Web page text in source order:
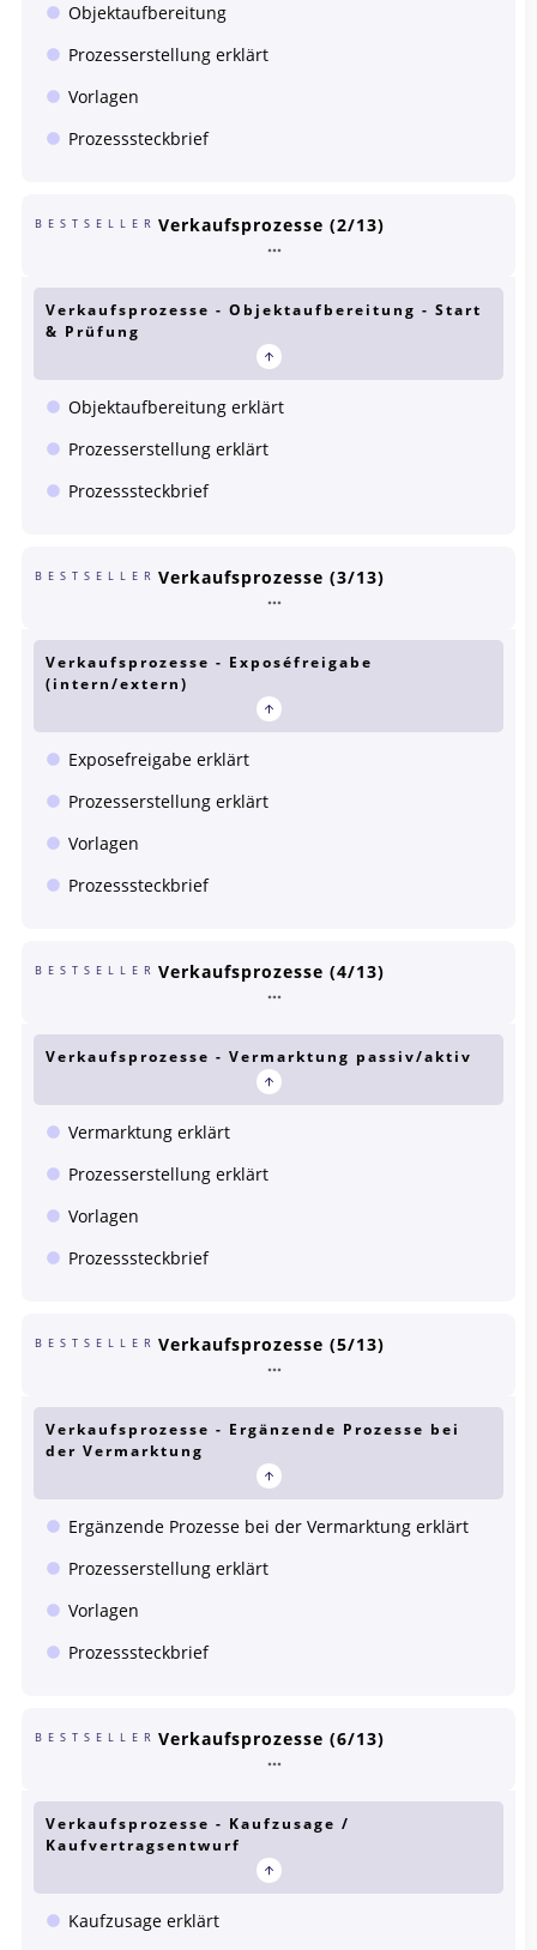
Objektaufbereitung
Prozesserstellung erklärt
Vorlagen
Prozesssteckbrief
BESTSELLER Verkaufsprozesse (2/13)
Verkaufsprozesse - Objektaufbereitung - Start
& Prüfung
Objektaufbereitung erklärt
Prozesserstellung erklärt
Prozesssteckbrief
BESTSELLER Verkaufsprozesse (3/13)
Verkaufsprozesse - Exposéfreigabe
(intern/extern)
Exposefreigabe erklärt
Prozesserstellung erklärt
Vorlagen
Prozesssteckbrief
BESTSELLER Verkaufsprozesse (4/13)
Verkaufsprozesse - Vermarktung passiv/aktiv
Vermarktung erklärt
Prozesserstellung erklärt
Vorlagen
Prozesssteckbrief
BESTSELLER Verkaufsprozesse (5/13)
Verkaufsprozesse - Ergänzende Prozesse bei
der Vermarktung
Ergänzende Prozesse bei der Vermarktung erklärt
Prozesserstellung erklärt
Vorlagen
Prozesssteckbrief
BESTSELLER Verkaufsprozesse (6/13)
Verkaufsprozesse - Kaufzusage /
Kaufvertragsentwurf
Kaufzusage erklärt